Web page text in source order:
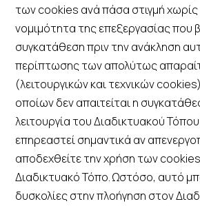
των cookies ανά πάσα στιγμή χωρίς
νομιμότητα της επεξεργασίας που
συγκατάθεση πριν την ανάκληση
περίπτωσης των απολύτως
(λειτουργικών και τεχνικών
οποίων δεν απαιτείται η
λειτουργία του Διαδικτυακού
επηρεαστεί σημαντικά αν
αποδεχθείτε την χρήση των
Διαδικτυακό Τόπο. Ωστόσο, αυτό
δυσκολίες στην πλοήγηση στον